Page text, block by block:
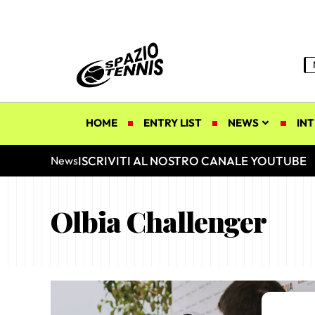
HOME ENTRY LIST NEWS
NewsISCRIVITI AL NOSTRO CANALE YOUTUBE
Olbia Challenger